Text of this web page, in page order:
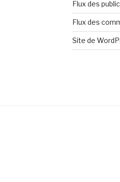
Flux des
Flux des
Site de